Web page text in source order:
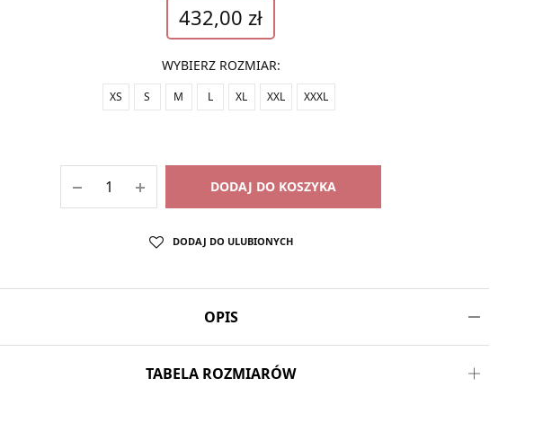
432,00 zł
WYBIERZ ROZMIAR:
XS S M L XL XXL XXXL
DODAJ DO KOSZYKA
DODAJ DO ULUBIONYCH
OPIS
TABELA ROZMIARÓW